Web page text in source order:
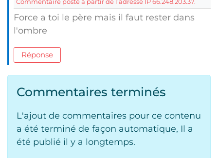
Commentaire posté à partir de l'adresse IP 66.248.203.37.
Force a toi le père mais il faut rester dans
l'ombre
Réponse
Commentaires terminés
L'ajout de commentaires pour ce contenu
a été terminé de façon automatique, Il a
été publié il y a longtemps.